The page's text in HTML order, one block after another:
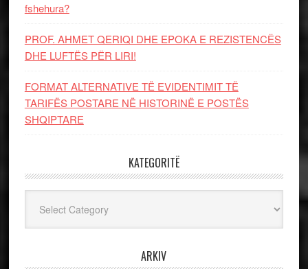
fshehura?
PROF. AHMET QERIQI DHE EPOKA E REZISTENCЁS
DHE LUFTЁS PЁR LIRI!
FORMAT ALTERNATIVE TË EVIDENTIMIT TË
TARIFËS POSTARE NË HISTORINË E POSTËS
SHQIPTARE
KATEGORITË
ARKIV